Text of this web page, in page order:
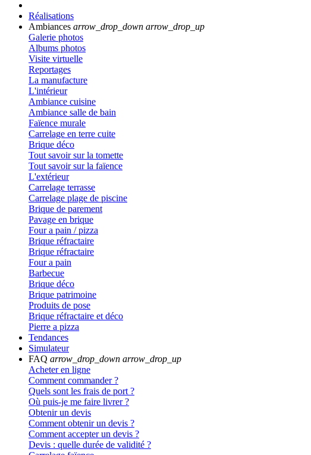
Réalisations
Ambiances arrow_drop_down arrow_drop_up
Galerie photos
Albums photos
Visite virtuelle
Reportages
La manufacture
L'intérieur
Ambiance cuisine
Ambiance salle de bain
Faïence murale
Carrelage en terre cuite
Brique déco
Tout savoir sur la tomette
Tout savoir sur la faïence
L'extérieur
Carrelage terrasse
Carrelage plage de piscine
Brique de parement
Pavage en brique
Four a pain / pizza
Brique réfractaire
Brique réfractaire
Four a pain
Barbecue
Brique déco
Brique patrimoine
Produits de pose
Brique réfractaire et déco
Pierre a pizza
Tendances
Simulateur
FAQ arrow_drop_down arrow_drop_up
Acheter en ligne
Comment commander ?
Quels sont les frais de port ?
Où puis-je me faire livrer ?
Obtenir un devis
Comment obtenir un devis ?
Comment accepter un devis ?
Devis : quelle durée de validité ?